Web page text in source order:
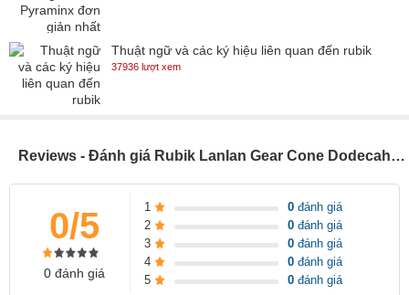
Thuật ngữ và các ký hiệu liên quan đến rubik
37936 lượt xem
Reviews - Đánh giá Rubik Lanlan Gear Cone Dodecahedron (SP002836)
0/5
0 đánh giá
1 0 đánh giá
2
0 đánh giá
3
0 đánh giá
4
0 đánh giá
5
0 đánh giá